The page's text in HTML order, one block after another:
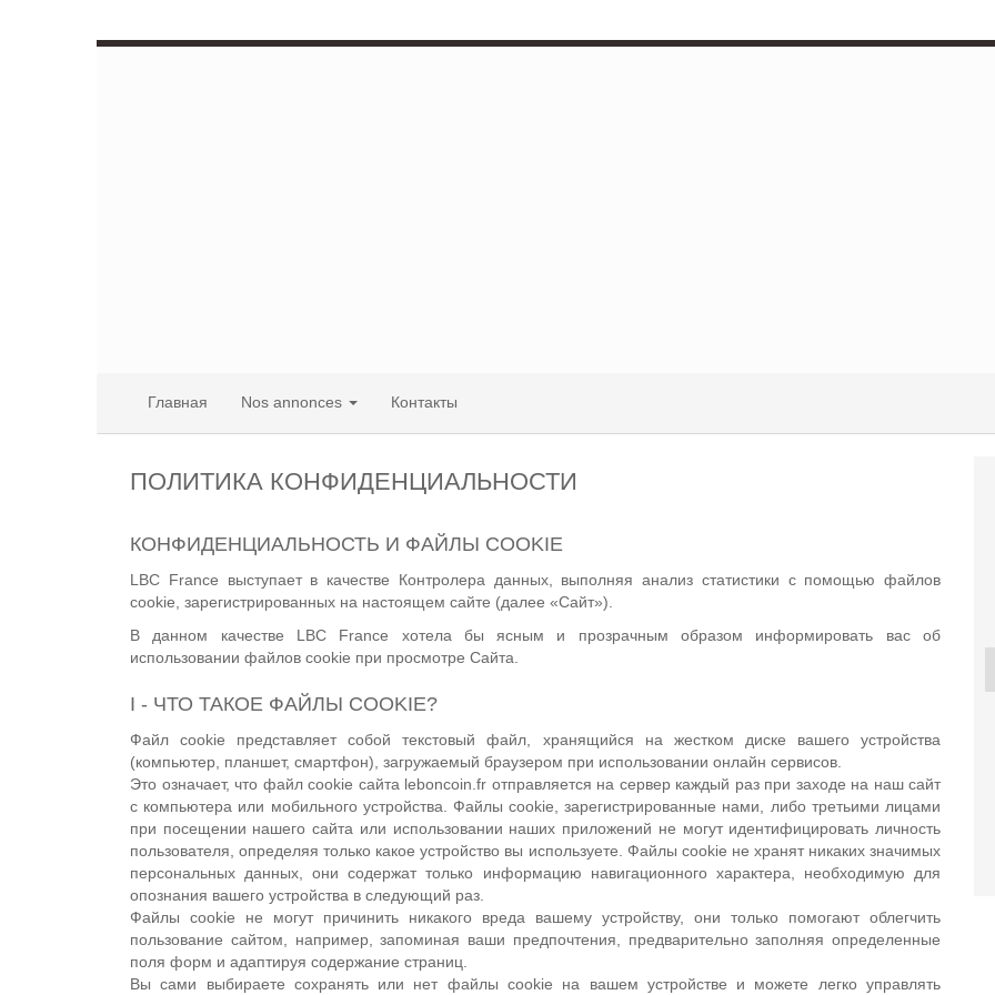
Главная Nos annonces Контакты
ПОЛИТИКА КОНФИДЕНЦИАЛЬНОСТИ
КОНФИДЕНЦИАЛЬНОСТЬ И ФАЙЛЫ COOKIE
LBC France выступает в качестве Контролера данных, выполняя анализ статистики с помощью файлов
cookie, зарегистрированных на настоящем сайте (далее «Сайт»).
В данном качестве LBC France хотела бы ясным и прозрачным образом информировать вас об
использовании файлов cookie при просмотре Сайта.
I - ЧТО ТАКОЕ ФАЙЛЫ COOKIE?
Файл cookie представляет собой текстовый файл, хранящийся на жестком диске вашего устройства
(компьютер, планшет, смартфон), загружаемый браузером при использовании онлайн сервисов.
Это означает, что файл cookie сайта leboncoin.fr отправляется на сервер каждый раз при заходе на наш сайт
с компьютера или мобильного устройства. Файлы cookie, зарегистрированные нами, либо третьими лицами
при посещении нашего сайта или использовании наших приложений не могут идентифицировать личность
пользователя, определяя только какое устройство вы используете. Файлы cookie не хранят никаких значимых
персональных данных, они содержат только информацию навигационного характера, необходимую для
опознания вашего устройства в следующий раз.
Файлы cookie не могут причинить никакого вреда вашему устройству, они только помогают облегчить
пользование сайтом, например, запоминая ваши предпочтения, предварительно заполняя определенные
поля форм и адаптируя содержание страниц.
Вы сами выбираете сохранять или нет файлы cookie на вашем устройстве и можете легко управлять
14